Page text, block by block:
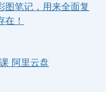
图笔记，用来全面复
！
阿里云盘